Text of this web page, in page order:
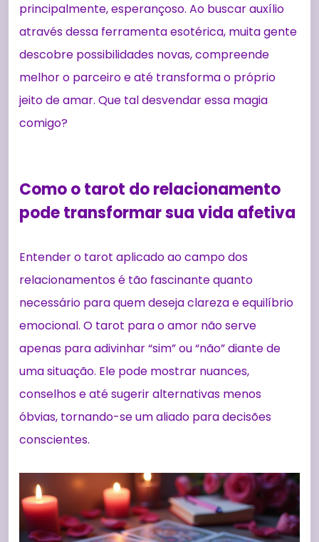
principalmente, esperançoso. Ao buscar auxílio
através dessa ferramenta esotérica, muita gente
descobre possibilidades novas, compreende
melhor o parceiro e até transforma o próprio
jeito de amar. Que tal desvendar essa magia
comigo?
Como o tarot do relacionamento
pode transformar sua vida afetiva
Entender o tarot aplicado ao campo dos
relacionamentos é tão fascinante quanto
necessário para quem deseja clareza e equilíbrio
emocional. O tarot para o amor não serve
apenas para adivinhar “sim” ou “não” diante de
uma situação. Ele pode mostrar nuances,
conselhos e até sugerir alternativas menos
óbvias, tornando-se um aliado para decisões
conscientes.